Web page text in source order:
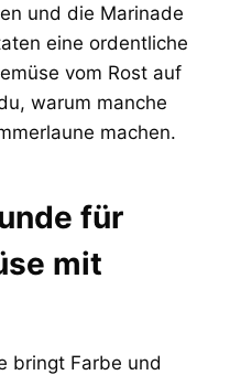
und die Marinade
eine ordentliche
vom Rost auf
warum manche
machen.
für
mit
bringt Farbe und